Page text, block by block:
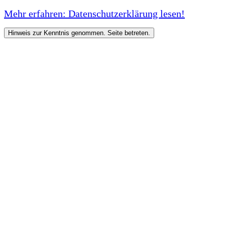
Mehr erfahren: Datenschutzerklärung lesen!
Hinweis zur Kenntnis genommen. Seite betreten.